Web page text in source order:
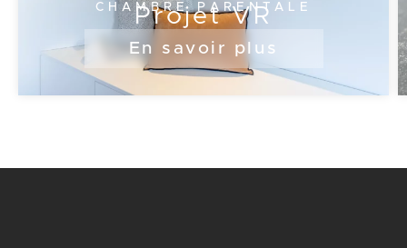
CHAMBRE PARENTALE
Projet VR
En savoir plus